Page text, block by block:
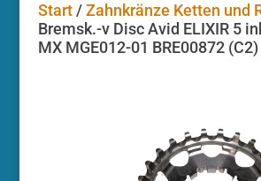
Start/Zahnkränze Ketten und
Bremsk.-v Disc Avid ELIXIR 5
MX MGE012-01 BRE00872 (C2)